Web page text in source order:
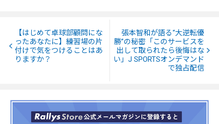
【はじめて卓球部顧問にな
ったあなたに】練習場の片
付けで気をつけることはあ
りますか？
張本智和が語る“大逆転優
勝”の秘密「このサービスを
出して取られたら後悔はな
い」J SPORTSオンデマンド
で独占配信